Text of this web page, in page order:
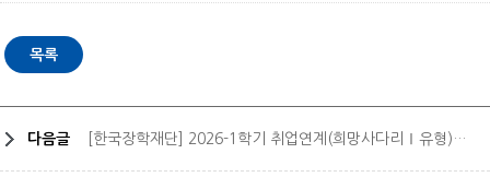
다음글 [한국장학재단] 2026-1학기 취업연계(희망사다리Ⅰ유형)장학금 신규장학생 신청기간 연장 안내